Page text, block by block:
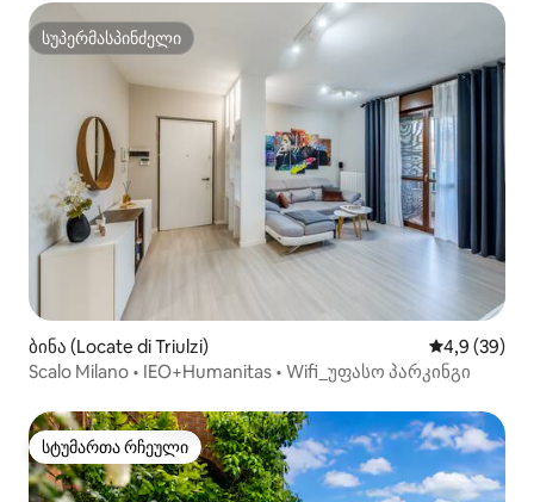
სუპერმასპინძელი
სუპერმასპინძელი
ბინა (Locate di Triulzi) საშუალო
4,9 (39)
Scalo Milano • IEO+Humanitas • Wifi_უფასო პარკინგი
სტუმართა რჩეული
სტუმართა რჩეული